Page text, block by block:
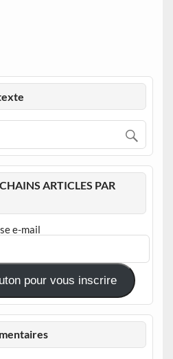
ARTICLES PAR
e-mail
pour vous inscrire